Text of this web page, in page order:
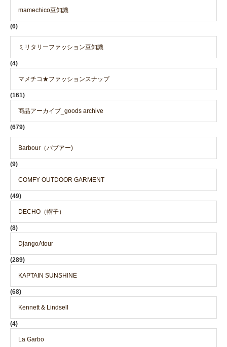
mamechico豆知識
(6)
ミリタリーファッション豆知識
(4)
マメチコ★ファッションスナップ
(161)
商品アーカイブ_goods archive
(679)
Barbour（バブアー)
(9)
COMFY OUTDOOR GARMENT
(49)
DECHO（帽子）
(8)
DjangoAtour
(289)
KAPTAIN SUNSHINE
(68)
Kennett & Lindsell
(4)
La Garbo